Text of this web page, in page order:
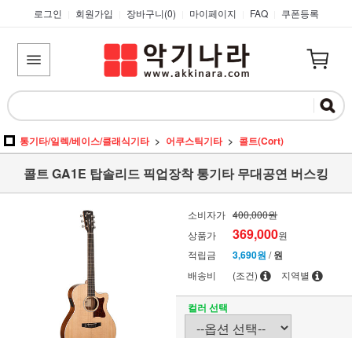
로그인 회원가입 장바구니(0) 마이페이지 FAQ 쿠폰등록
통기타/일렉/베이스/클래식기타 어쿠스틱기타 콜트(Cort)
콜트 GA1E 탑솔리드 픽업장착 통기타 무대공연 버스킹
소비자가 400,000원
상품가
369,000원
적립금
3,690원 /원
배송비 (조건) 지역별
컬러 선택